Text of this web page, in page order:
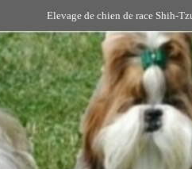
Elevage de chien de race Shih-